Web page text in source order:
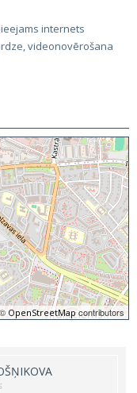
internets
videonovērošana
OpenStreetMapcontributors